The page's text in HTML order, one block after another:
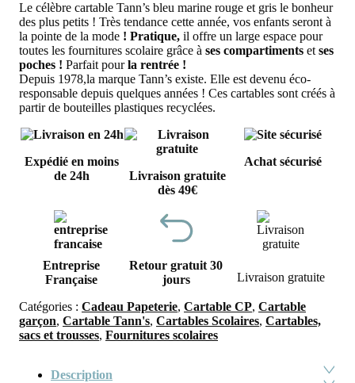
Le célèbre cartable Tann’s bleu marine rouge et gris le bonheur
des plus petits ! Très tendance cette année, vos enfants seront à
la pointe de la mode ! Pratique, il offre un large espace pour
toutes les fournitures scolaire grâce à ses compartiments et ses
poches ! Parfait pourla rentrée !
Depuis 1978,la marque Tann’s existe. Elle est devenu éco-
responsable depuis quelques années ! Ces cartables sont créés à
partir de bouteilles plastiques recyclées.
Expédié en moins
de 24h
Livraison gratuite
dès 49€
Achat sécurisé
Entreprise
Française
Retour gratuit 30
jours
Livraison gratuite
Catégories : Cadeau Papeterie, Cartable CP, Cartable
garçon, Cartable Tann's, Cartables Scolaires, Cartables,
sacs et trousses, Fournitures scolaires
Description